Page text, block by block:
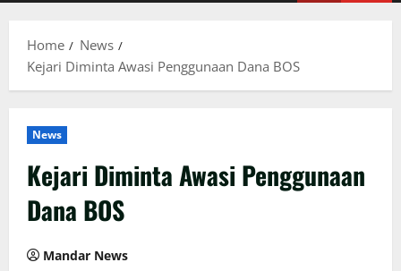
Home
News
Kejari Diminta Awasi Penggunaan Dana BOS
News
Kejari Diminta Awasi Penggunaan
Dana BOS
Mandar News